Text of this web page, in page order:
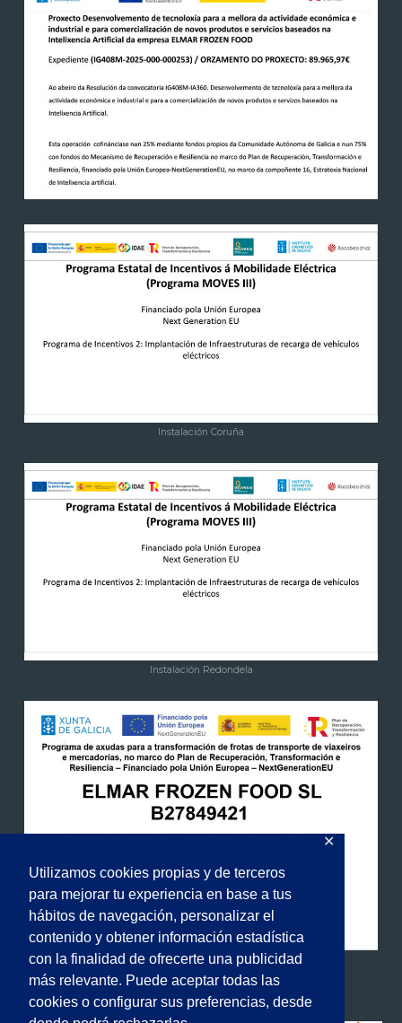
Utilizamos cookies propias y de terceros
para mejorar tu experiencia en base a tus
hábitos de navegación, personalizar el
contenido y obtener información estadística
con la finalidad de ofrecerte una publicidad
más relevante. Puede aceptar todas las
cookies o configurar sus preferencias, desde
✕
Instalación Coruña
Instalación Redondela